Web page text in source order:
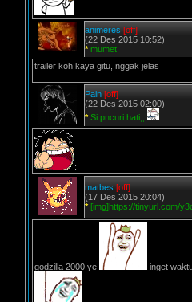
animeres [off]
(22 Des 2015 10:52)
* mumet
trailer koh kaya gitu, nggak jelas
Pain [off]
(22 Des 2015 02:00)
* Si pncuri hati,,
:
matbes [off]
(17 Des 2015 20:04)
* [img]https://tinyurl.com/
godzilla 2000 ye inget